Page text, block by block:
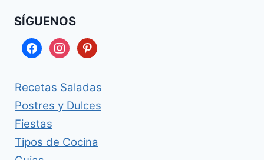
SÍGUENOS
facebookinstagrampinterest
Recetas Saladas
Postres y Dulces
Fiestas
Tipos de Cocina